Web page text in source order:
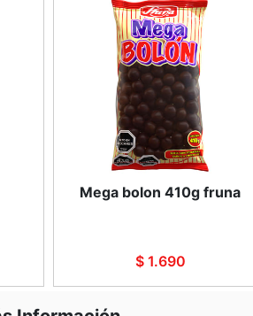
Mega bolon 410g fruna
$ 1.690